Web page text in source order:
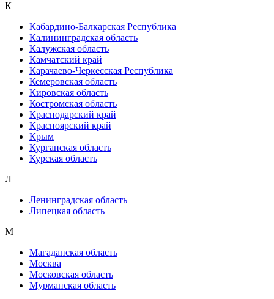
К
Кабардино-Балкарская Республика
Калининградская область
Калужская область
Камчатский край
Карачаево-Черкесская Республика
Кемеровская область
Кировская область
Костромская область
Краснодарский край
Красноярский край
Крым
Курганская область
Курская область
Л
Ленинградская область
Липецкая область
М
Магаданская область
Москва
Московская область
Мурманская область